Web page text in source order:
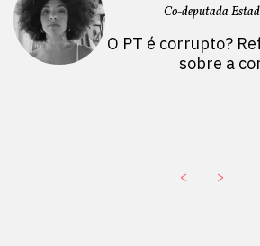
Co-deputada
O PT é corrupto?
sobre a
< >